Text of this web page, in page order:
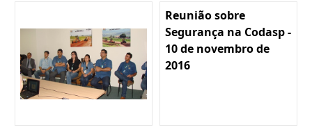
Reunião sobre
Segurança na Codasp -
10 de novembro de
2016